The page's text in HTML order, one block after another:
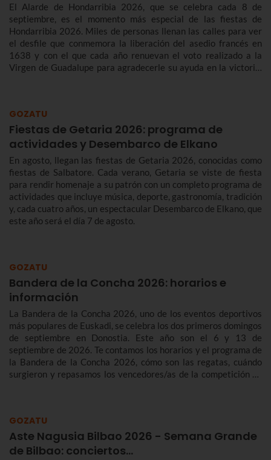
El Alarde de Hondarribia 2026, que se celebra cada 8 de
septiembre, es el momento más especial de las fiestas de
Hondarribia 2026. Miles de personas llenan las calles para ver
el desfile que conmemora la liberación del asedio francés en
1638 y con el que cada año renuevan el voto realizado a la
Virgen de Guadalupe para agradecerle su ayuda en la victoria.
septiembre.
GOZATU
Fiestas de Getaria 2026: programa de
actividades y Desembarco de Elkano
En agosto, llegan las fiestas de Getaria 2026, conocidas como
fiestas de Salbatore. Cada verano, Getaria se viste de fiesta
para rendir homenaje a su patrón con un completo programa de
actividades que incluye música, deporte, gastronomía, tradición
y, cada cuatro años, un espectacular Desembarco de Elkano, que
este año será el día 7 de agosto.
GOZATU
Bandera de la Concha 2026: horarios e
información
La Bandera de la Concha 2026, uno de los eventos deportivos
más populares de Euskadi, se celebra los dos primeros domingos
de septiembre en Donostia. Este año son el 6 y 13 de
septiembre de 2026. Te contamos los horarios y el programa de
la Bandera de la Concha 2026, cómo son las regatas, cuándo
surgieron y repasamos los vencedores/as de la competición de
GOZATU
Aste Nagusia Bilbao 2026 - Semana Grande
de Bilbao: conciertos…